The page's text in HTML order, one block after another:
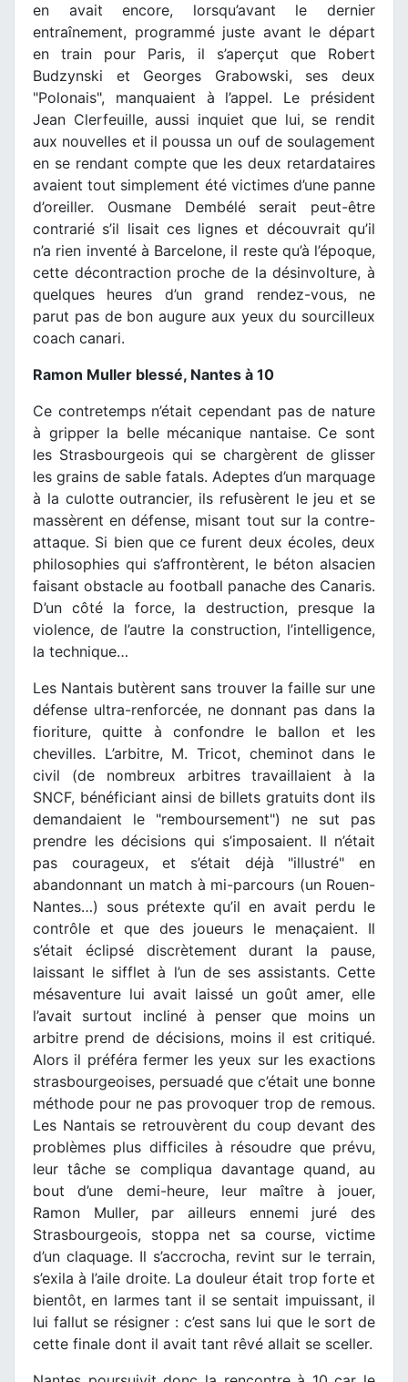
en avait encore, lorsqu’avant le dernier
entraînement, programmé juste avant le départ
en train pour Paris, il s’aperçut que Robert
Budzynski et Georges Grabowski, ses deux
"Polonais", manquaient à l’appel. Le président
Jean Clerfeuille, aussi inquiet que lui, se rendit
aux nouvelles et il poussa un ouf de soulagement
en se rendant compte que les deux retardataires
avaient tout simplement été victimes d’une panne
d’oreiller. Ousmane Dembélé serait peut-être
contrarié s’il lisait ces lignes et découvrait qu’il
n’a rien inventé à Barcelone, il reste qu’à l’époque,
cette décontraction proche de la désinvolture, à
quelques heures d’un grand rendez-vous, ne
parut pas de bon augure aux yeux du sourcilleux
coach canari.
Ramon Muller blessé, Nantes à 10
Ce contretemps n’était cependant pas de nature
à gripper la belle mécanique nantaise. Ce sont
les Strasbourgeois qui se chargèrent de glisser
les grains de sable fatals. Adeptes d’un marquage
à la culotte outrancier, ils refusèrent le jeu et se
massèrent en défense, misant tout sur la contre-
attaque. Si bien que ce furent deux écoles, deux
philosophies qui s’affrontèrent, le béton alsacien
faisant obstacle au football panache des Canaris.
D’un côté la force, la destruction, presque la
violence, de l’autre la construction, l’intelligence,
la technique…
Les Nantais butèrent sans trouver la faille sur une
défense ultra-renforcée, ne donnant pas dans la
fioriture, quitte à confondre le ballon et les
chevilles. L’arbitre, M. Tricot, cheminot dans le
civil (de nombreux arbitres travaillaient à la
SNCF, bénéficiant ainsi de billets gratuits dont ils
demandaient le "remboursement") ne sut pas
prendre les décisions qui s’imposaient. Il n’était
pas courageux, et s’était déjà "illustré" en
abandonnant un match à mi-parcours (un Rouen-
Nantes…) sous prétexte qu’il en avait perdu le
contrôle et que des joueurs le menaçaient. Il
s’était éclipsé discrètement durant la pause,
laissant le sifflet à l’un de ses assistants. Cette
mésaventure lui avait laissé un goût amer, elle
l’avait surtout incliné à penser que moins un
arbitre prend de décisions, moins il est critiqué.
Alors il préféra fermer les yeux sur les exactions
strasbourgeoises, persuadé que c’était une bonne
méthode pour ne pas provoquer trop de remous.
Les Nantais se retrouvèrent du coup devant des
problèmes plus difficiles à résoudre que prévu,
leur tâche se compliqua davantage quand, au
bout d’une demi-heure, leur maître à jouer,
Ramon Muller, par ailleurs ennemi juré des
Strasbourgeois, stoppa net sa course, victime
d’un claquage. Il s’accrocha, revint sur le terrain,
s’exila à l’aile droite. La douleur était trop forte et
bientôt, en larmes tant il se sentait impuissant, il
lui fallut se résigner : c’est sans lui que le sort de
cette finale dont il avait tant rêvé allait se sceller.